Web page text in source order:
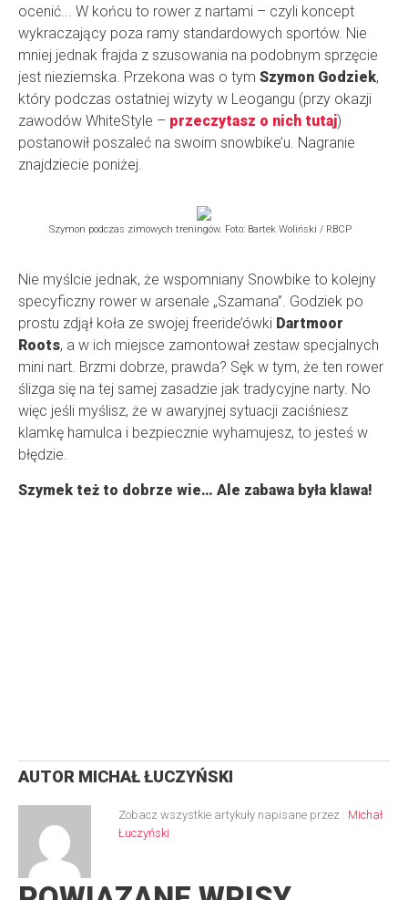
ocenić... W końcu to rower z nartami – czyli koncept
wykraczający poza ramy standardowych sportów. Nie
mniej jednak frajda z szusowania na podobnym sprzęcie
jest nieziemska. Przekona was o tym Szymon Godziek,
który podczas ostatniej wizyty w Leogangu (przy okazji
zawodów WhiteStyle – przeczytasz o nich tutaj)
postanowił poszaleć na swoim snowbike’u. Nagranie
znajdziecie poniżej.
Szymon podczas zimowych treningów. Foto: Bartek Woliński / RBCP
Nie myślcie jednak, że wspomniany Snowbike to kolejny
specyficzny rower w arsenale „Szamana”. Godziek po
prostu zdjął koła ze swojej freeride’ówki Dartmoor
Roots, a w ich miejsce zamontował zestaw specjalnych
mini nart. Brzmi dobrze, prawda? Sęk w tym, że ten rower
ślizga się na tej samej zasadzie jak tradycyjne narty. No
więc jeśli myślisz, że w awaryjnej sytuacji zaciśniesz
klamkę hamulca i bezpiecznie wyhamujesz, to jesteś w
błędzie.
Szymek też to dobrze wie… Ale zabawa była klawa!
AUTOR MICHAŁ ŁUCZYŃSKI
Zobacz wszystkie artykuły napisane przez : Michał
Łuczyński